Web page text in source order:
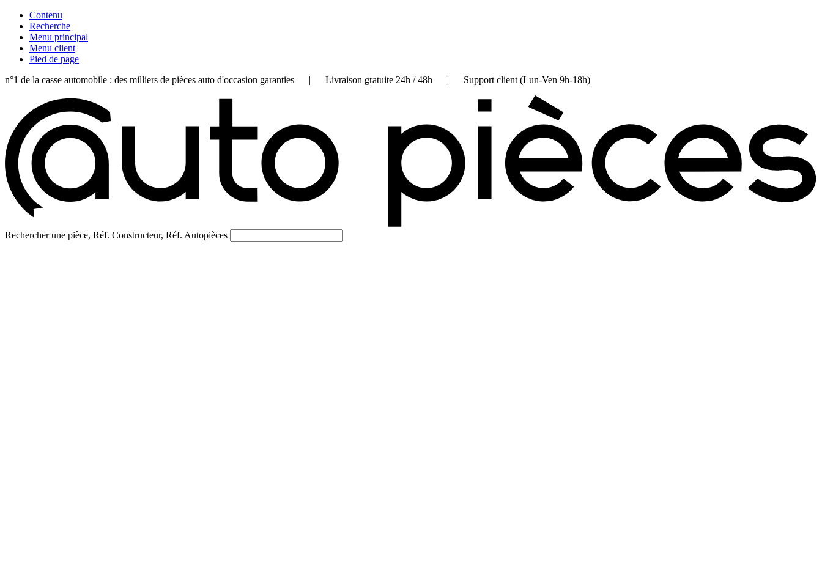
Contenu
Recherche
Menu principal
Menu client
Pied de page
n°1 de la casse automobile : des milliers de pièces auto d'occasion garanties | Livraison gratuite 24h / 48h | Support client (Lun-Ven 9h-18h)
Rechercher une pièce, Réf. Constructeur, Réf. Autopièces